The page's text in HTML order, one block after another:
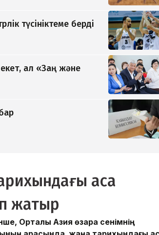
түсініктеме берді
ал «Заң және
аса
жатыр
Орталық Азия өзара сенімнің